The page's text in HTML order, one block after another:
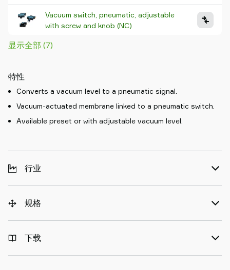
Vacuum switch, pneumatic, adjustable
with screw and knob (NC)
显示全部 (7)
特性
Converts a vacuum level to a pneumatic signal.
Vacuum-actuated membrane linked to a pneumatic switch.
Available preset or with adjustable vacuum level.
行业
规格
下载